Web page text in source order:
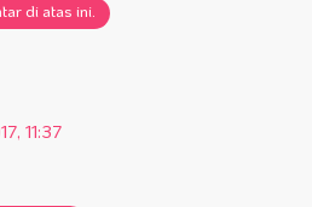
di atas ini.
11:37